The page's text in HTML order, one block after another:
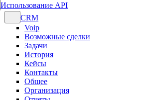
Использование API
CRM
Voip
Возможные сделки
Задачи
История
Кейсы
Контакты
Общее
Организация